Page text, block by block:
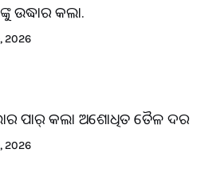
ଉଦ୍ଧାର କଲା.
2026
ପାର୍ କଲା ଅଶୋଧିତ ତୈଳ ଦର
2026